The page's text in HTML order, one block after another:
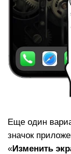
Еще один
значок
«Изменить